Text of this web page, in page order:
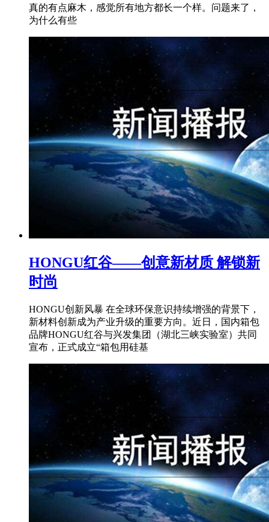
真的有点麻木，感觉所有地方都长一个样。问题来了，
为什么有些
HONGU红谷——创意新材质 解锁新
时尚
HONGU创新风暴 在全球环保意识持续增强的背景下，
新材料创新成为产业升级的重要方向。近日，国内箱包
品牌HONGU红谷与兴发集团（湖北三峡实验室）共同
宣布，正式成立“箱包用硅基